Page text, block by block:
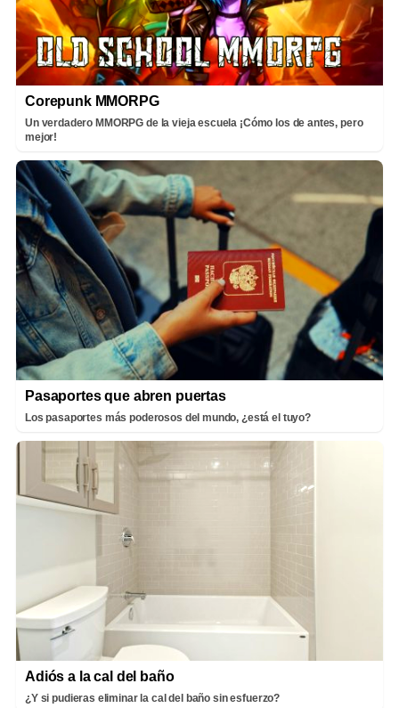
Corepunk MMORPG
Un verdadero MMORPG de la vieja escuela ¡Cómo los de antes, pero
mejor!
Pasaportes que abren puertas
Los pasaportes más poderosos del mundo, ¿está el tuyo?
Adiós a la cal del baño
¿Y si pudieras eliminar la cal del baño sin esfuerzo?